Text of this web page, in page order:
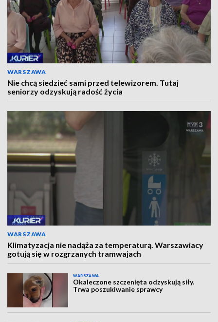
WARSZAWA
Nie chcą siedzieć sami przed telewizorem. Tutaj
seniorzy odzyskują radość życia
WARSZAWA
Klimatyzacja nie nadąża za temperaturą. Warszawiacy
gotują się w rozgrzanych tramwajach
WARSZAWA
Okaleczone szczenięta odzyskują siły.
Trwa poszukiwanie sprawcy